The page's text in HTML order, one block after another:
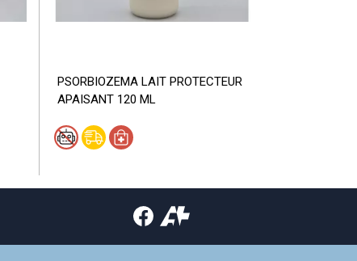
PSORBIOZEMA LAIT PROTECTEUR
APAISANT 120 ML